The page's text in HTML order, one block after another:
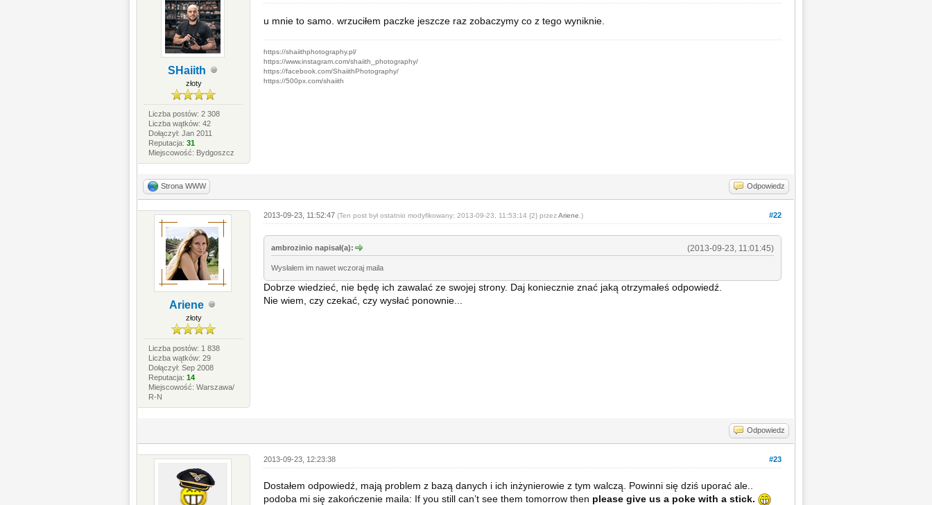
SHaiith
złoty
Liczba postów: 2 308
Liczba wątków: 42
Dołączył: Jan 2011
Reputacja:31
Miejscowość: Bydgoszcz
u mnie to samo. wrzuciłem paczke jeszcze raz zobaczymy co z tego wyniknie.
https://shaiithphotography.pl/
https://www.instagram.com/shaiith_photography/
https://facebook.com/ShaiithPhotography/
https://500px.com/shaiith
Strona WWW Odpowiedz
Ariene
złoty
Liczba postów: 1 838
Liczba wątków: 29
Dołączył: Sep 2008
Reputacja:14
Miejscowość: Warszawa/
R-N
#22
2013-09-23, 11:52:47 (Ten post był ostatnio modyfikowany: 2013-09-23, 11:53:14 {2} przezAriene .)
(2013-09-23, 11:01:45)
ambrozinio napisał(a):
Wysłałem im nawet wczoraj maila
Dobrze wiedzieć, nie będę ich zawalać ze swojej strony. Daj koniecznie znać jaką otrzymałeś odpowiedź.
Nie wiem, czy czekać, czy wysłać ponownie...
Odpowiedz
#23
2013-09-23, 12:23:38
Dostałem odpowiedź, mają problem z bazą danych i ich inżynierowie z tym walczą. Powinni się dziś uporać ale..
podoba mi się zakończenie maila: If you still can’t see them tomorrow then please give us a poke with a stick.